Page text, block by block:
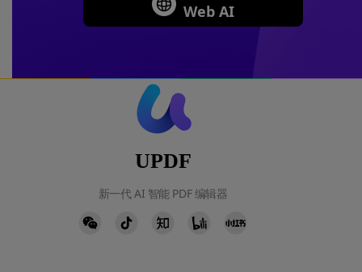
Web AI
UPDF
新一代 AI 智能 PDF 编辑器